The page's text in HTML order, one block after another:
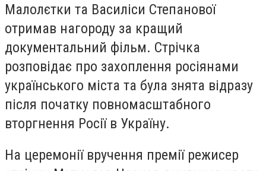
Малолєтки та Василіси Степанової
отримав нагороду за кращий
документальний фільм. Стрічка
розповідає про захоплення росіянами
українського міста та була знята відразу
після початку повномасштабного
вторгнення Росії в Україну.
На церемонії вручення премії режисер